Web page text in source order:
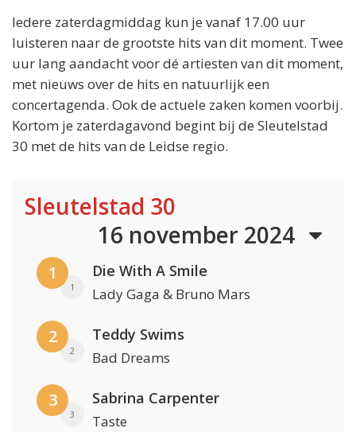
Iedere zaterdagmiddag kun je vanaf 17.00 uur
luisteren naar de grootste hits van dit moment. Twee
uur lang aandacht voor dé artiesten van dit moment,
met nieuws over de hits en natuurlijk een
concertagenda. Ook de actuele zaken komen voorbij.
Kortom je zaterdagavond begint bij de Sleutelstad
30 met de hits van de Leidse regio.
Sleutelstad 30
16 november 2024
1
1
Die With A Smile
Lady Gaga & Bruno Mars
2
2
Teddy Swims
Bad Dreams
3
3
Sabrina Carpenter
Taste